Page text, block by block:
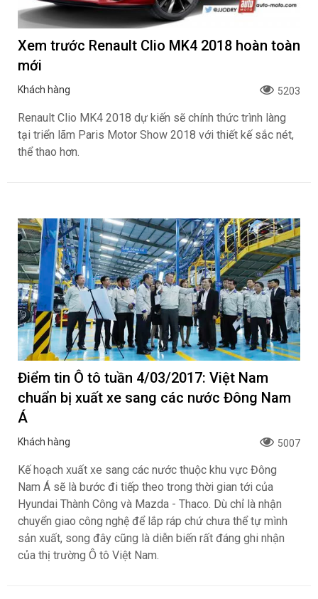
Xem trước Renault Clio MK4 2018 hoàn toàn
mới
Khách hàng 5203
Renault Clio MK4 2018 dự kiến sẽ chính thức trình làng
tại triển lãm Paris Motor Show 2018 với thiết kế sắc nét,
thể thao hơn.
Điểm tin Ô tô tuần 4/03/2017: Việt Nam
chuẩn bị xuất xe sang các nước Đông Nam
Á
Khách hàng 5007
Kế hoạch xuất xe sang các nước thuộc khu vực Đông
Nam Á sẽ là bước đi tiếp theo trong thời gian tới của
Hyundai Thành Công và Mazda - Thaco. Dù chỉ là nhận
chuyển giao công nghệ để lắp ráp chứ chưa thể tự mình
sản xuất, song đây cũng là diễn biến rất đáng ghi nhận
của thị trường Ô tô Việt Nam.